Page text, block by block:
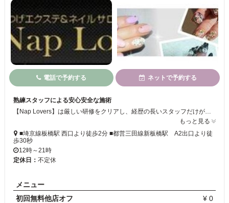
電話で予約する ネットで予約する
熟練スタッフによる安心安全な施術
もっと見る
■埼京線板橋駅 西口より徒歩2分 ■都営三田線新板橋駅 A2出口より徒
歩30秒
12時～21時
定休日： 不定休
メニュー
初回無料他店オフ
¥ 0